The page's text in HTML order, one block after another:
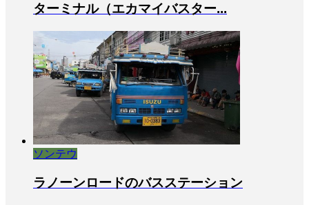
ターミナル（エカマイバスター...
ソンテウ
ラノーンロードのバスステーション